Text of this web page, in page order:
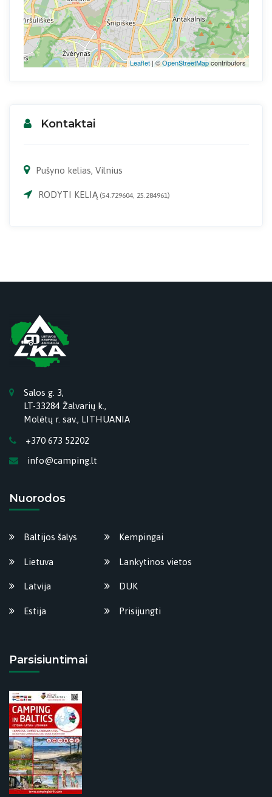
Leaflet| ©OpenStreetMapcontributors
Kontaktai
Pušyno kelias, Vilnius
RODYTI KELIĄ(54.729604, 25.284961)
Salos g. 3,
LT-33284 Žalvarių k.,
Molėtų r. sav., LITHUANIA
+370 673 52202
info@camping.lt
Nuorodos
Baltijos šalys
Lietuva
Latvija
Estija
Kempingai
Lankytinos vietos
DUK
Prisijungti
Parsisiuntimai